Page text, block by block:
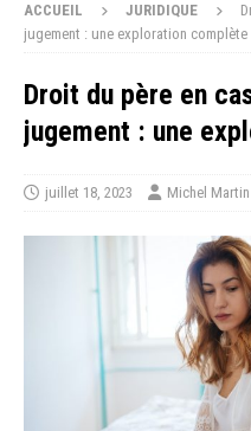
ACCUEIL JURIDIQUE
jugement : une exploration complète
Droit du père en
jugement : une
juillet 18, 2023 Michel Martin